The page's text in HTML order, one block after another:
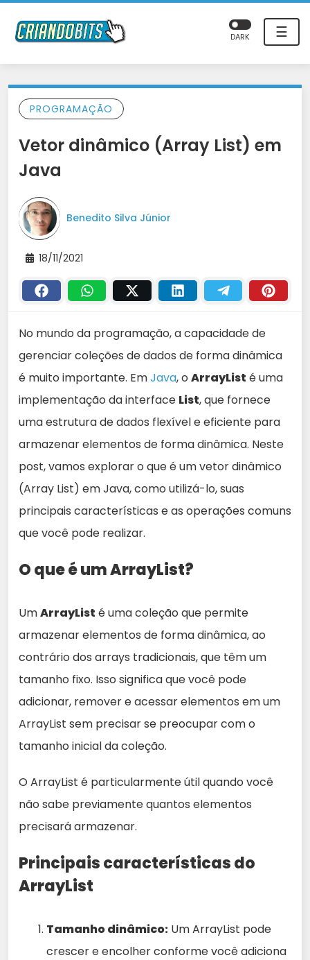
☰
DARK
PROGRAMAÇÃO
Vetor dinâmico (Array List) em
Java
Benedito Silva Júnior
18/11/2021
No mundo da programação, a capacidade de
gerenciar coleções de dados de forma dinâmica
é muito importante. EmJava, o ArrayList é uma
implementação da interface List, que fornece
uma estrutura de dados flexível e eficiente para
armazenar elementos de forma dinâmica. Neste
post, vamos explorar o que é um vetor dinâmico
(Array List) em Java, como utilizá-lo, suas
principais características e as operações comuns
que você pode realizar.
O que é um ArrayList?
UmArrayList é uma coleção que permite
armazenar elementos de forma dinâmica, ao
contrário dos arrays tradicionais, que têm um
tamanho fixo. Isso significa que você pode
adicionar, remover e acessar elementos em um
ArrayList sem precisar se preocupar com o
tamanho inicial da coleção.
O ArrayList é particularmente útil quando você
não sabe previamente quantos elementos
precisará armazenar.
Principais características do
ArrayList
Tamanho dinâmico: Um ArrayList pode
crescer e encolher conforme você adiciona